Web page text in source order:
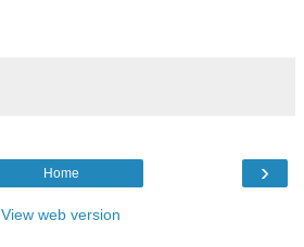
›
Home
View web version